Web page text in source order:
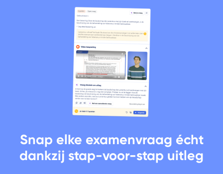
Snap elke examenvraag écht
dankzij stap-voor-stap uitleg